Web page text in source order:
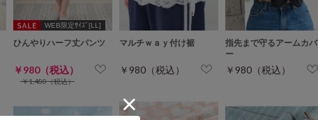
WEB限定ｻｲｽﾞ[LL]
ひんやりハーフ丈パンツ
￥980（税込）
￥1,480（税込）
マルチｗａｙ付け裾
￥980（税込）
指先まで守るアームカバ
ー
￥980（税込）